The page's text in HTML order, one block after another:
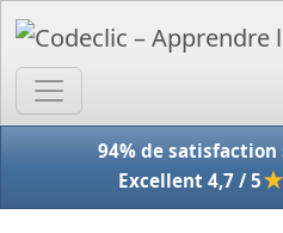
94% de satisfaction
Excellent 4,7 / 5